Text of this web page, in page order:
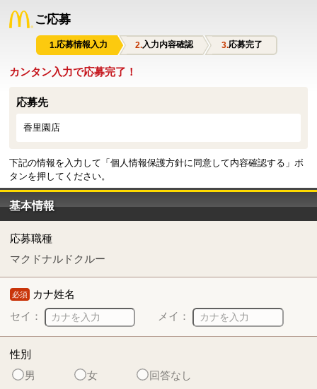
ご応募
応募情報入力 入力内容確認 応募完了
カンタン入力で応募完了！
応募先
香里園店
下記の情報を入力して「個人情報保護方針に同意して内容確認する」ボ
タンを押してください。
基本情報
応募職種
マクドナルドクルー
必須 カナ姓名
セイ：
メイ：
性別
男
女 回答なし